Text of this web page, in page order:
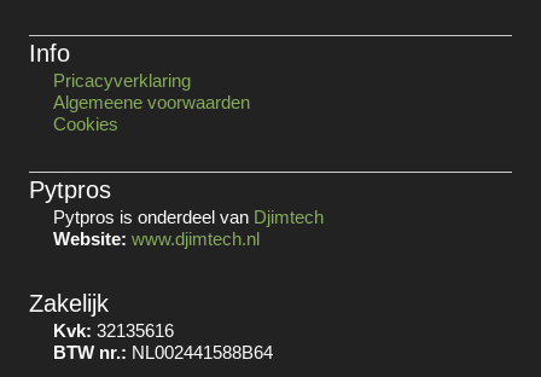
Info
Pricacyverklaring
Algemeene voorwaarden
Cookies
Pytpros
Pytpros is onderdeel van Djimtech
Website: www.djimtech.nl
Zakelijk
Kvk: 32135616
BTW nr.: NL002441588B64